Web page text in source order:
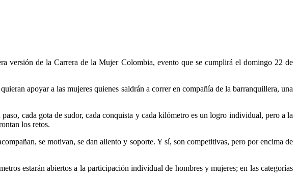
versión de la Carrera de la Mujer Colombia, evento que se cumplirá el domingo 22 de
apoyar a las mujeres quienes saldrán a correr en compañía de la barranquillera, una
cada gota de sudor, cada conquista y cada kilómetro es un logro individual, pero a la
los retos.
se motivan, se dan aliento y soporte. Y sí, son competitivas, pero por encima de
estarán abiertos a la participación individual de hombres y mujeres; en las categorías